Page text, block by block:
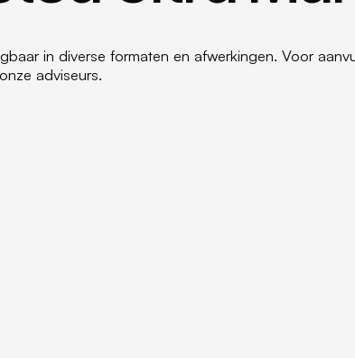
in diverse formaten en afwerkingen. Voor
adviseurs.